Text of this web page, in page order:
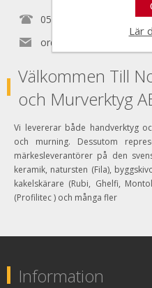
0525150890
order@nordictools.se
Välkommen Till
och Murverktyg
Vi levererar både handverktyg
och murning. Dessutom
märkesleverantörer på den
keramik, natursten (Fila),
kakelskärare (Rubi, Ghelfi,
(Profilitec ) och många fler
Information
Lär